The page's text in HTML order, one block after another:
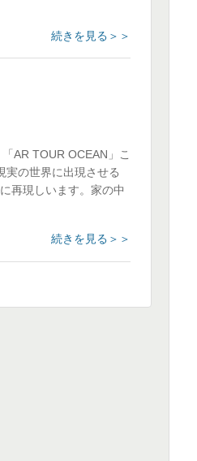
続きを見る＞＞
AR TOUR OCEAN」こ
実の世界に出現させる
再現しいます。家の中
続きを見る＞＞